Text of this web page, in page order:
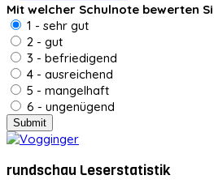
Mit welcher Schulnote bewerten
1 - sehr gut
2 - gut
3 - befriedigend
4 - ausreichend
5 - mangelhaft
6 - ungenügend
rundschau Leserstatistik